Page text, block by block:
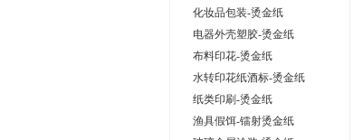
热烈祝贺旭饰实业成
上海旭饰实业有限公
怎样选择进口烫金纸
上海旭饰实业有限公
化妆品包装-烫金纸
电器外壳塑胶-烫金纸
布料印花-烫金纸
水转印花纸酒标-烫金纸
纸类印刷-烫金纸
渔具假饵-镭射烫金纸